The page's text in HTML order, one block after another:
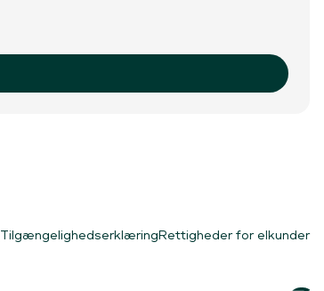
TilgængelighedserklæringRettigheder for elkunder